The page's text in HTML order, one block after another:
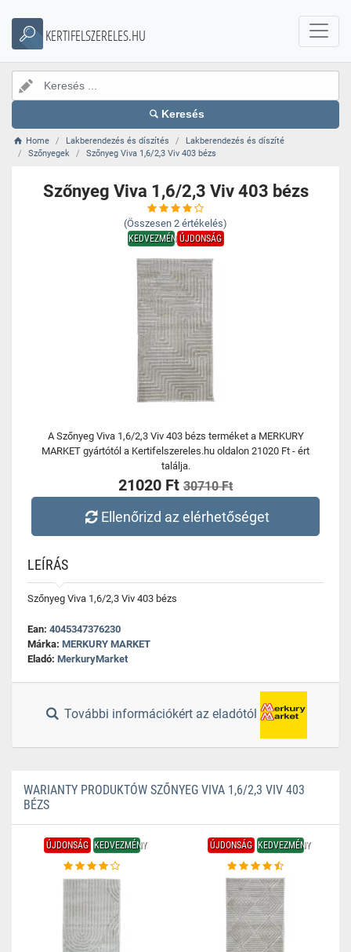
KERTIFELSZERELES.HU
Keresés
Home Lakberendezés és díszítés
Lakberendezés és díszíté
Szőnyegek
Szőnyeg Viva 1,6/2,3 Viv 403 bézs
Szőnyeg Viva 1,6/2,3 Viv 403 bézs
(Összesen 2 értékelés)
KEDVEZMÉNYÚJDONSÁG
A Szőnyeg Viva 1,6/2,3 Viv 403 bézs terméket a MERKURY
MARKET gyártótól a Kertifelszereles.hu oldalon 21020 Ft - ért
találja.
21020 Ft 30710 Ft
Ellenőrizd az elérhetőséget
LEÍRÁS
Szőnyeg Viva 1,6/2,3 Viv 403 bézs
Ean: 4045347376230
Márka: MERKURY MARKET
Eladó: MerkuryMarket
További információkért az eladótól
WARIANTY PRODUKTÓW SZŐNYEG VIVA 1,6/2,3 VIV 403
BÉZS
ÚJDONSÁG KEDVEZMÉNY ÚJDONSÁG KEDVEZMÉNY